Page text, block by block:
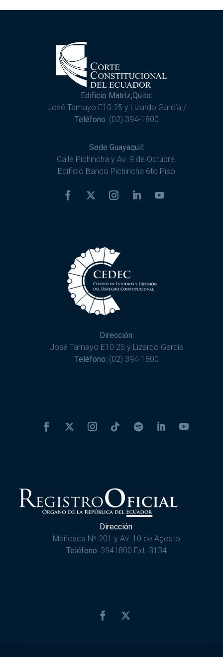
Edificio Matriz,Quito:
José Tamayo E10 25 y Lizardo García /
Teléfono: (02) 394-1800
Sede Guayaquil:
Calle Pichincha y Av. 9 de Octubre.
Edificio Banco Pichincha 6to Piso
Dirección:
José Tamayo E10 25 y Lizardo García
Teléfono: (02) 394-1800
Dirección:
Mañosca Nº 201 y Av. 10 de Agosto
Teléfono: 3941800 Ext. 3134